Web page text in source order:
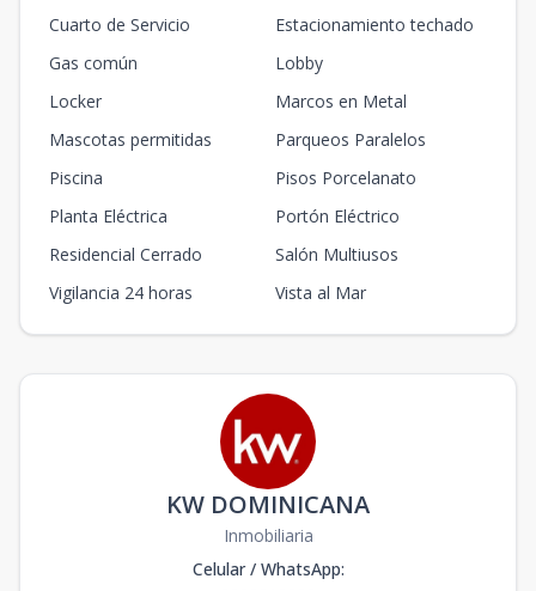
Cuarto de Servicio
Estacionamiento techado
Gas común
Lobby
Locker
Marcos en Metal
Mascotas permitidas
Parqueos Paralelos
Piscina
Pisos Porcelanato
Planta Eléctrica
Portón Eléctrico
Residencial Cerrado
Salón Multiusos
Vigilancia 24 horas
Vista al Mar
KW DOMINICANA
Inmobiliaria
Celular / WhatsApp: